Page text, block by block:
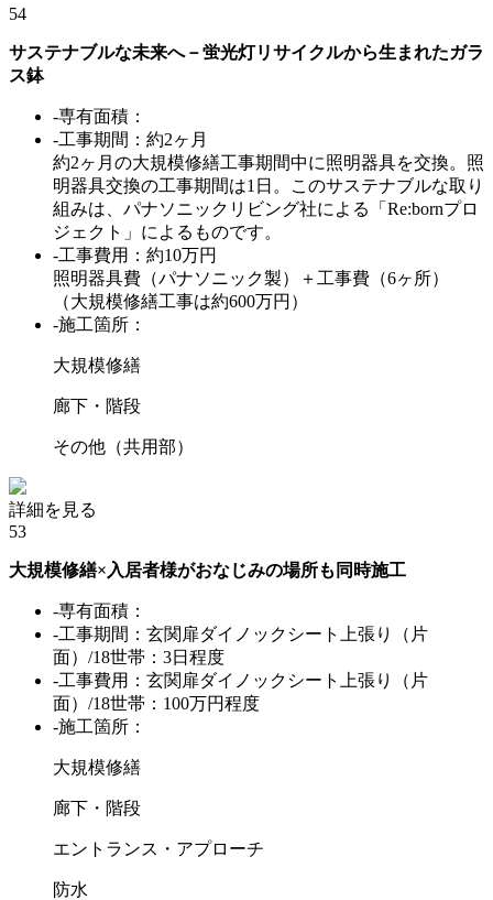
54
サステナブルな未来へ－蛍光灯リサイクルから生まれたガラ
ス鉢
-専有面積：
-工事期間：約2ヶ月
約2ヶ月の大規模修繕工事期間中に照明器具を交換。照
明器具交換の工事期間は1日。このサステナブルな取り
組みは、パナソニックリビング社による「Re:bornプロ
ジェクト」によるものです。
-工事費用：約10万円
照明器具費（パナソニック製）＋工事費（6ヶ所）
（大規模修繕工事は約600万円）
-施工箇所：
大規模修繕
廊下・階段
その他（共用部）
詳細を見る
53
大規模修繕×入居者様がおなじみの場所も同時施工
-専有面積：
-工事期間：玄関扉ダイノックシート上張り（片
面）/18世帯：3日程度
-工事費用：玄関扉ダイノックシート上張り（片
面）/18世帯：100万円程度
-施工箇所：
大規模修繕
廊下・階段
エントランス・アプローチ
防水